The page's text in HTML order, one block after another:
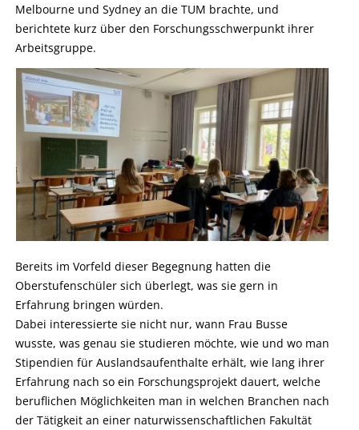
Melbourne und Sydney an die TUM brachte, und
berichtete kurz über den Forschungsschwerpunkt ihrer
Arbeitsgruppe.
Bereits im Vorfeld dieser Begegnung hatten die
Oberstufenschüler sich überlegt, was sie gern in
Erfahrung bringen würden.
Dabei interessierte sie nicht nur, wann Frau Busse
wusste, was genau sie studieren möchte, wie und wo man
Stipendien für Auslandsaufenthalte erhält, wie lang ihrer
Erfahrung nach so ein Forschungsprojekt dauert, welche
beruflichen Möglichkeiten man in welchen Branchen nach
der Tätigkeit an einer naturwissenschaftlichen Fakultät